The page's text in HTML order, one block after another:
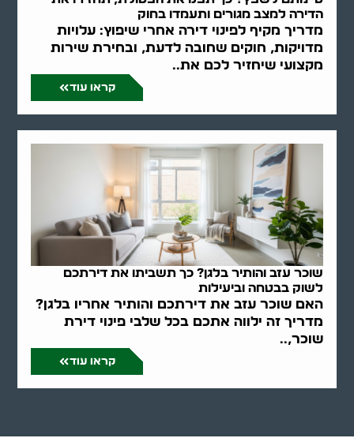
הדירה למצב מגורים ותעמדו בחוק
מדריך מקיף לפינוי דירה אחרי שיפוץ: עלויות
מדויקות, חוקים שחובה לדעת, ובחירת שירות
מקצועי שיחזיר לכם את..
קראו עוד
שוכר עזב והותיר בלגן? כך תשביתו את דירתכם
לשוק בבטחה וביעילות
האם שוכר עזב את דירתכם והותיר אחריו בלגן?
מדריך זה ילווה אתכם בכל שלבי פינוי דירת
שוכר,..
קראו עוד